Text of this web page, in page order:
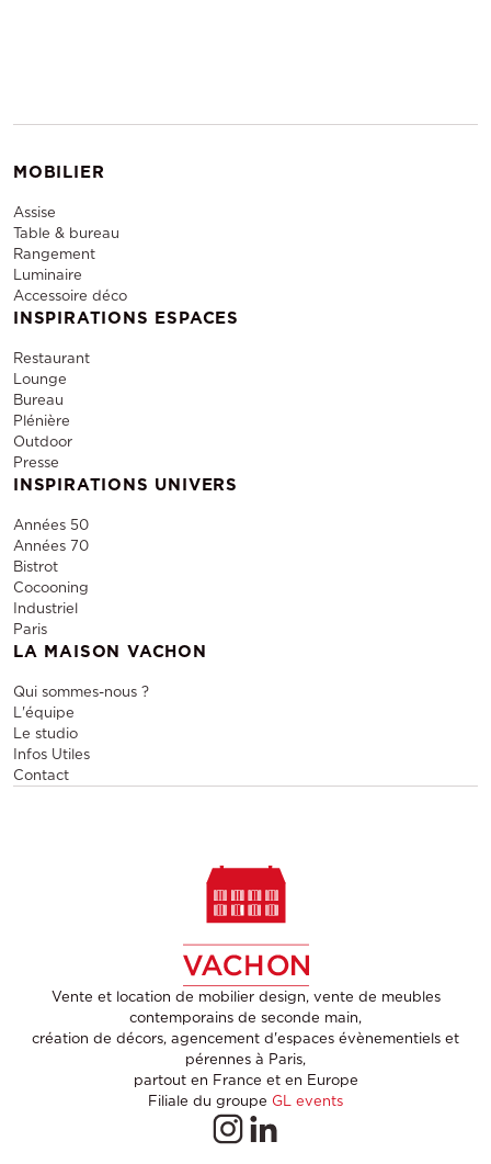
MOBILIER
Assise
Table & bureau
Rangement
Luminaire
Accessoire déco
INSPIRATIONS ESPACES
Restaurant
Lounge
Bureau
Plénière
Outdoor
Presse
INSPIRATIONS UNIVERS
Années 50
Années 70
Bistrot
Cocooning
Industriel
Paris
LA MAISON VACHON
Qui sommes-nous ?
L'équipe
Le studio
Infos Utiles
Contact
Vente et location de mobilier design, vente de meubles
contemporains de seconde main,
création de décors, agencement d'espaces évènementiels et
pérennes à Paris,
partout en France et en Europe
Filiale du groupe GL events